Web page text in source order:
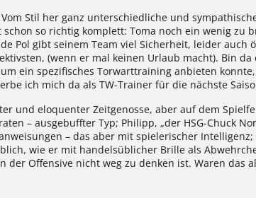
Stil her ganz unterschiedliche und
so richtig komplett: Toma noch ein wenig zu
Pol gibt seinem Team viel Sicherheit, leider auch
(wenn er mal keinen Urlaub macht). Bin da
ein spezifisches Torwarttraining anbieten
ich mich da als TW-Trainer für die nächste
und eloquenter Zeitgenosse, aber auf dem
– ausgebuffter Typ; Philipp, „der HSG-Chuck
– das aber mit spielerischer Intelligenz;
wie er mit handelsüblicher Brille als
Offensive nicht weg zu denken ist. Waren das